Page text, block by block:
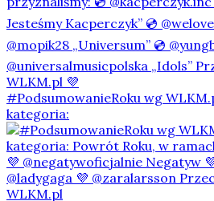
#PodsumowanieRoku wg
kategoria: